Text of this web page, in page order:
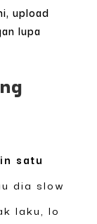
upload
lupa
satu
dia slow
laku, lo